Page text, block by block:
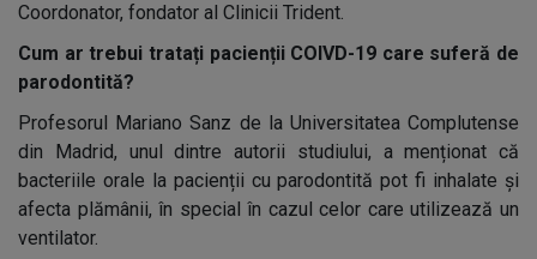
Coordonator, fondator al Clinicii Trident.
Cum ar trebui tratați pacienții COIVD-19 care suferă de
parodontită?
Profesorul Mariano Sanz de la Universitatea Complutense
din Madrid, unul dintre autorii studiului, a menționat că
bacteriile orale la pacienții cu parodontită pot fi inhalate și
afecta plămânii, în special în cazul celor care utilizează un
ventilator.